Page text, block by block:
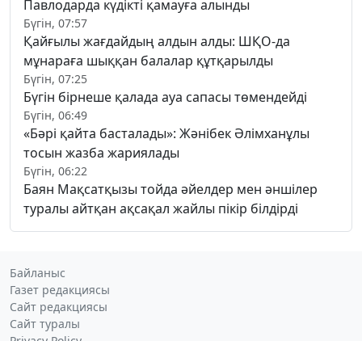
Павлодарда күдікті қамауға алынды
Бүгін, 07:57
Қайғылы жағдайдың алдын алды: ШҚО-да
мұнараға шыққан балалар құтқарылды
Бүгін, 07:25
Бүгін бірнеше қалада ауа сапасы төмендейді
Бүгін, 06:49
«Бәрі қайта басталады»: Жәнібек Әлімханұлы
тосын жазба жариялады
Бүгін, 06:22
Баян Мақсатқызы тойда әйелдер мен әншілер
туралы айтқан ақсақал жайлы пікір білдірді
Байланыс
Газет редакциясы
Сайт редакциясы
Сайт туралы